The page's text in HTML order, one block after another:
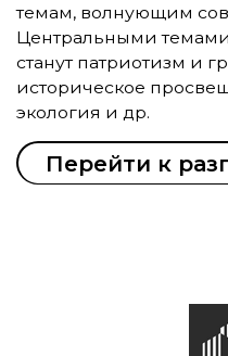
темам, волнующим
Центральными
станут патриотизм и
историческое
экология и др.
Перейти к